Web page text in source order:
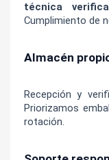
técnica
Cumplimiento de
Almacén
Recepción y
Priorizamos
rotación.